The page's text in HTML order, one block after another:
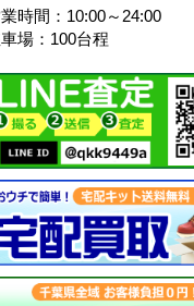
時間：10:00～24:00
場：100台程